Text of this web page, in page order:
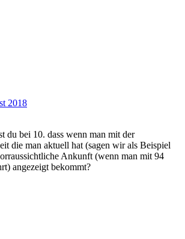
2018
du bei 10. dass wenn man mit der
die man aktuell hat (sagen wir als Beispiel
Ankunft (wenn man mit 94
angezeigt bekommt?